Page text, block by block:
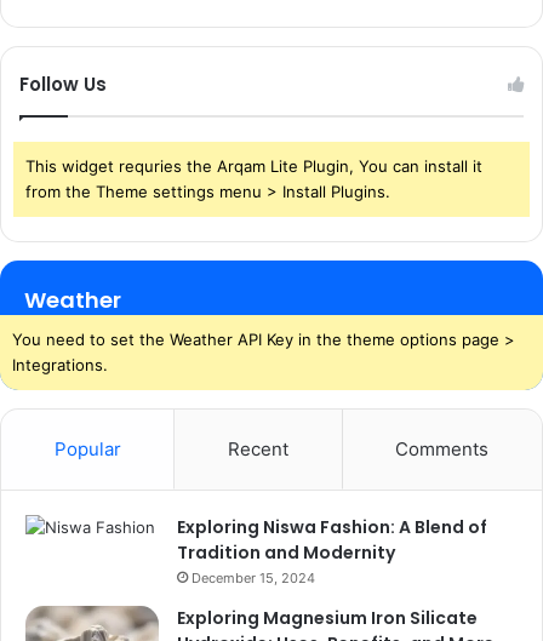
Follow Us
This widget requries the Arqam Lite Plugin, You can install it
from the Theme settings menu > Install Plugins.
Weather
You need to set the Weather API Key in the theme options page >
Integrations.
Popular Recent Comments
Exploring Niswa Fashion: A Blend of
Tradition and Modernity
December 15, 2024
Exploring Magnesium Iron Silicate